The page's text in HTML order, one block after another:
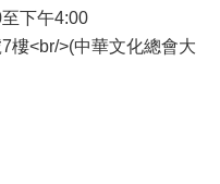
下午4:00
樓<br/>(中華文化總會大